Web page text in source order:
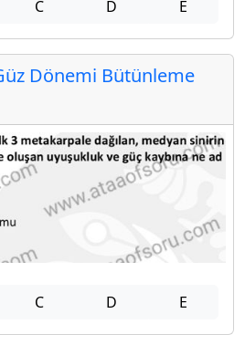
C D E
Dönemi Bütünleme
C D E